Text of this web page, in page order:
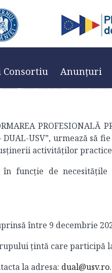
Consortiu Anunțuri
formular
tinta
PROFESIONALĂ
DUAL-USV”, urmează
activităților
în funcție de
între 9 decembrie
țintă care
la adresa: dual@usv.ro.